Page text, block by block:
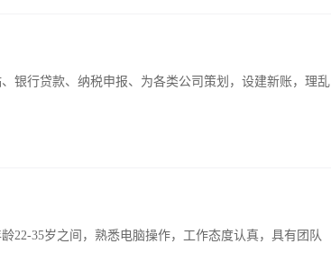
银行贷款、纳税申报、为各类公司策划，设建新账，理乱
22-35岁之间，熟悉电脑操作，工作态度认真，具有团队